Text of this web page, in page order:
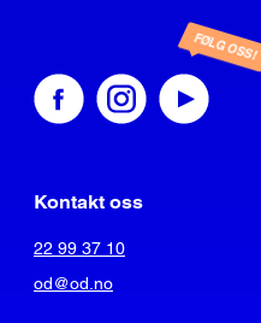
FØLG OSS!
Kontakt oss
22 99 37 10
od@od.no